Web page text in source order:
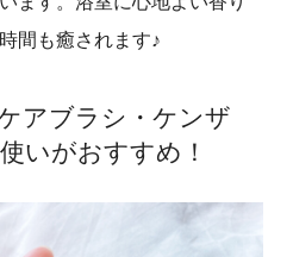
間も癒されます♪
アブラシ・ケンザ
いがおすすめ！